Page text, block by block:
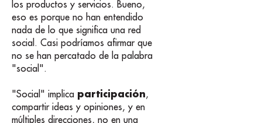
los productos y servicios. Bueno,
eso es porque no han entendido
nada de lo que significa una red
social. Casi podríamos afirmar que
no se han percatado de la palabra
"social".
"Social" implica participación,
compartir ideas y opiniones, y en
múltiples direcciones, no en una